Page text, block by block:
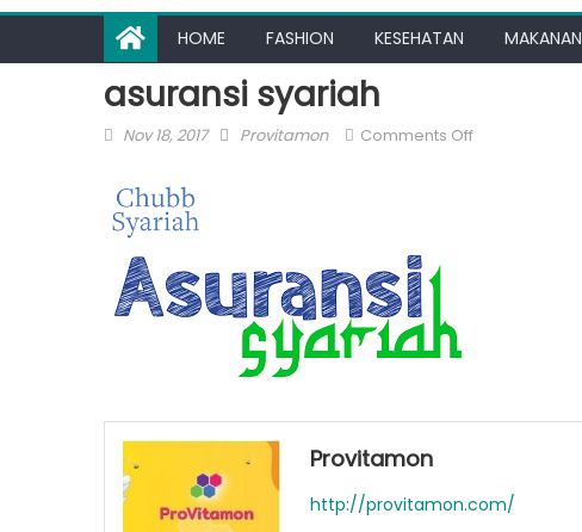
HOME FASHION KESEHATAN MAKANAN
asuransi syariah
Posted
Nov 18, 2017 Author
Provitamon Comments Offon
Provitamon
http://provitamon.com/